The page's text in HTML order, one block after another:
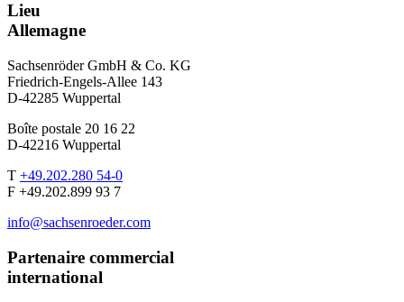
Lieu
Allemagne
Sachsenröder GmbH & Co. KG
Friedrich-Engels-Allee 143
D-42285 Wuppertal
Boîte postale 20 16 22
D-42216 Wuppertal
T +49.202.280 54-0
F +49.202.899 93 7
info@sachsenroeder.com
Partenaire commercial
international